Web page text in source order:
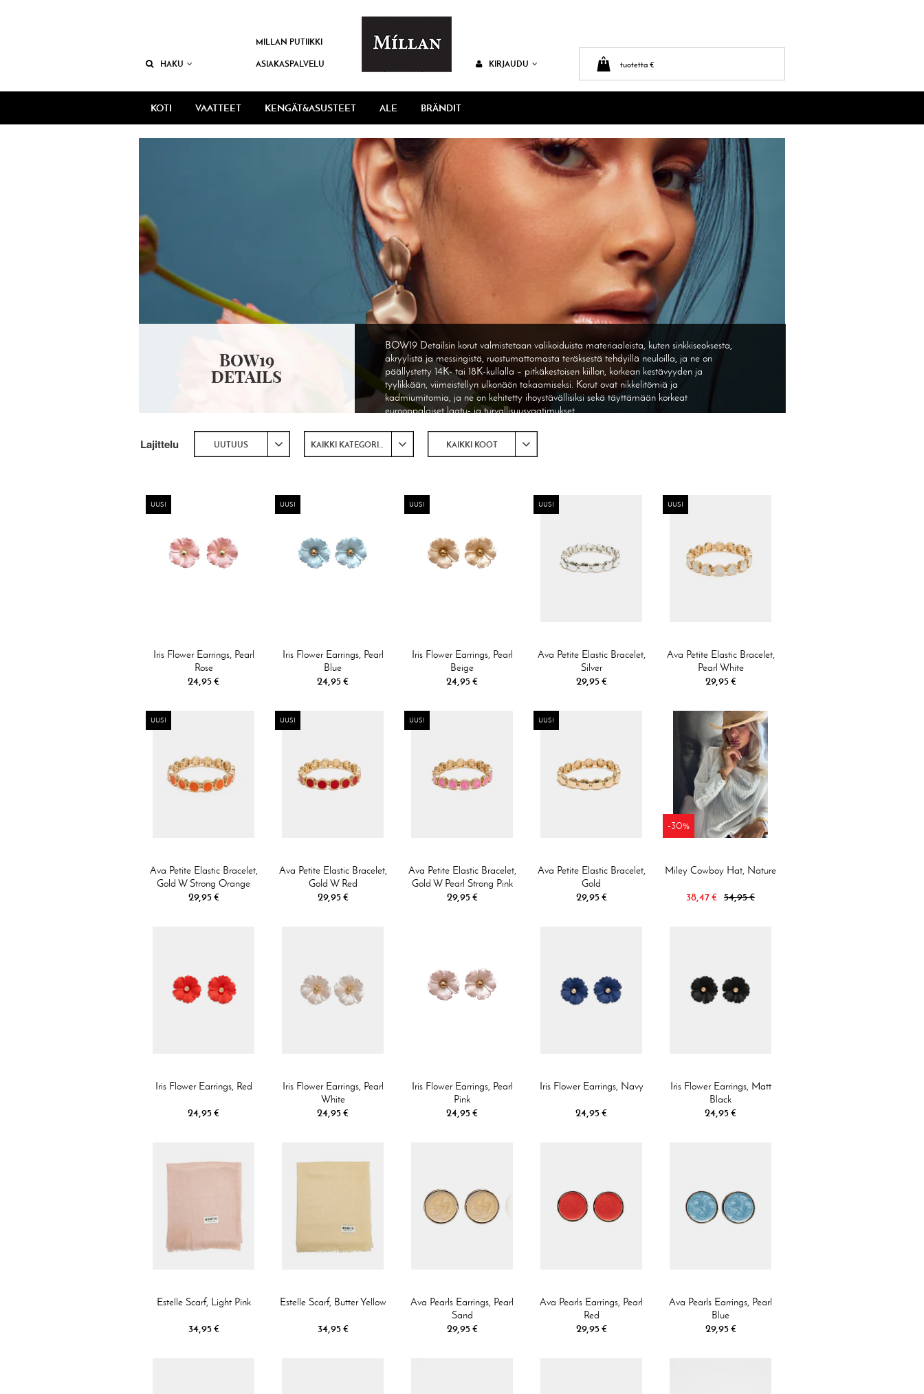
HAKU
MILLAN PUTIIKKI
ASIAKASPALVELU KIRJAUDU tuotetta €
KOTI VAATTEET KENGÄT&ASUSTEET ALE BRÄNDIT
BOW19
DETAILS
BOW19 Detailsin korut valmistetaan valikoiduista materiaaleista, kuten sinkkiseoksesta,
akryylistä ja messingistä, ruostumattomasta teräksestä tehdyillä neuloilla, ja ne on
päällystetty 14K- tai 18K-kullalla – pitkäkestoisen kiillon, korkean kestävyyden ja
tyylikkään, viimeistellyn ulkonäön takaamiseksi. Korut ovat nikkelitömiä ja
kadmiumitomia, ja ne on kehitetty ihoystävällisiksi sekä täyttämään korkeat
eurooppalaiset laatu- ja turvallisuusvaatimukset.
Lajittelu UUTUUS KAIKKI KATEGORIAT KAIKKI KOOT
UUSI
Iris Flower Earrings, Pearl
Rose
24,95 €
UUSI
Iris Flower Earrings, Pearl
Blue
24,95 €
UUSI
Iris Flower Earrings, Pearl
Beige
24,95 €
UUSI
Ava Petite Elastic Bracelet,
Silver
29,95 €
UUSI
Ava Petite Elastic Bracelet,
Pearl White
29,95 €
UUSI
Ava Petite Elastic Bracelet,
Gold W Strong Orange
29,95 €
UUSI
Ava Petite Elastic Bracelet,
Gold W Red
29,95 €
UUSI
Ava Petite Elastic Bracelet,
Gold W Pearl Strong Pink
29,95 €
UUSI
Ava Petite Elastic Bracelet,
Gold
29,95 €
-30%
Miley Cowboy Hat, Nature
38,47 € 54,95 €
Iris Flower Earrings, Red
24,95 €
Iris Flower Earrings, Pearl
White
24,95 €
Iris Flower Earrings, Pearl
Pink
24,95 €
Iris Flower Earrings, Navy
24,95 €
Iris Flower Earrings, Matt
Black
24,95 €
Estelle Scarf, Light Pink
34,95 €
Estelle Scarf, Butter Yellow
34,95 €
Ava Pearls Earrings, Pearl
Sand
29,95 €
Ava Pearls Earrings, Pearl
Red
29,95 €
Ava Pearls Earrings, Pearl
Blue
29,95 €